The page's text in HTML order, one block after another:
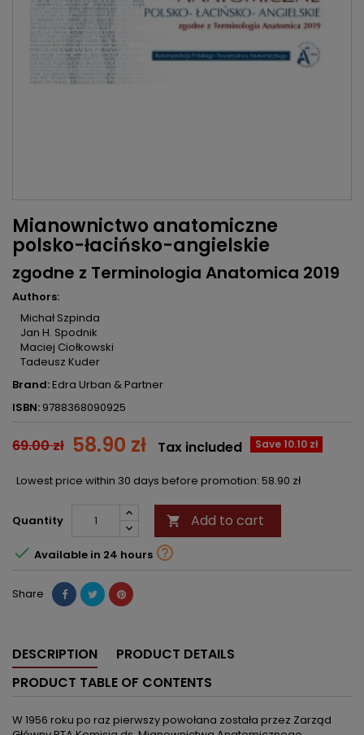
Mianownictwo anatomiczne
polsko-łacińsko-angielskie
zgodne z Terminologia Anatomica 2019
Authors:
Michał Szpinda
Jan H. Spodnik
Maciej Ciołkowski
Tadeusz Kuder
Brand:Edra Urban & Partner
ISBN: 9788368090925
69.00 zł 58.90 zł Save 10.10 zł
Tax included
Lowest price within 30 days before promotion: 58.90 zł
Quantity  Add to cart
 Available in 24 hours 
Share
DESCRIPTION
PRODUCT DETAILS
PRODUCT TABLE OF CONTENTS
W 1956 roku po raz pierwszy powołana została przez Zarząd